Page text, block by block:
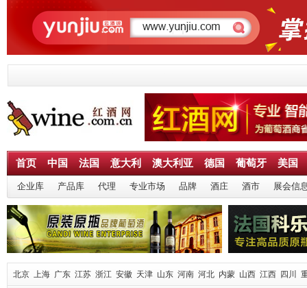
首页 中国 法国 意大利 澳大利亚 德国 葡萄牙 美国
企业库 产品库 代理 专业市场 品牌 酒庄 酒市 展会信
北京 上海 广东 江苏 浙江 安徽 天津 山东 河南 河北 内蒙 山西 江西 四川